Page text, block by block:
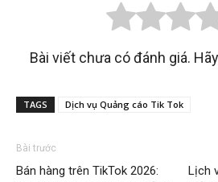
Bài viết chưa có đánh giá.
TAGS Dịch vụ Quảng cáo Tik Tok
Bài trước
Bán hàng trên TikTok 2026:
Lịch